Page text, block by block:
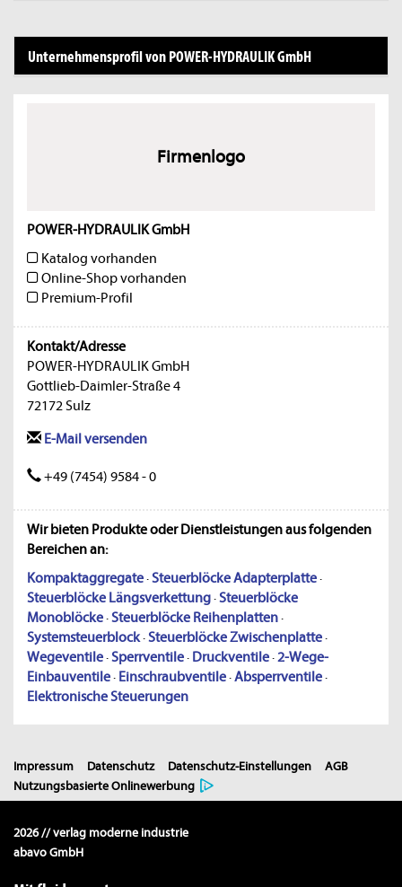
Unternehmensprofil von POWER-HYDRAULIK GmbH
Firmenlogo
POWER-HYDRAULIK GmbH
Katalog vorhanden
Online-Shop vorhanden
Premium-Profil
Kontakt/Adresse
POWER-HYDRAULIK GmbH
Gottlieb-Daimler-Straße 4
72172 Sulz
E-Mail versenden
+49 (7454) 9584 - 0
Wir bieten Produkte oder Dienstleistungen aus folgenden
Bereichen an:
Kompaktaggregate·Steuerblöcke Adapterplatte·
Steuerblöcke Längsverkettung·Steuerblöcke
Monoblöcke·Steuerblöcke Reihenplatten·
Systemsteuerblock·Steuerblöcke Zwischenplatte·
Wegeventile·Sperrventile· Druckventile·2-Wege-
Einbauventile· Einschraubventile·Absperrventile·
Elektronische Steuerungen
Impressum Datenschutz Datenschutz-Einstellungen
AGB
Nutzungsbasierte Onlinewerbung
2026 // verlag moderne industrie
abavo GmbH